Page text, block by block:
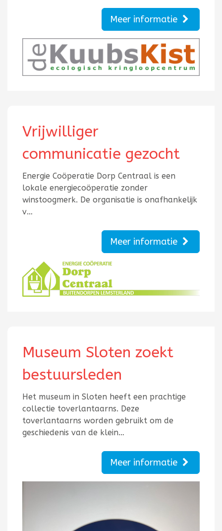
Meer informatie
Vrijwilliger
communicatie gezocht
Energie Coöperatie Dorp Centraal is een
lokale energiecoöperatie zonder
winstoogmerk. De organisatie is onafhankelijk
v…
Meer informatie
Museum Sloten zoekt
bestuursleden
Het museum in Sloten heeft een prachtige
collectie toverlantaarns. Deze
toverlantaarns worden gebruikt om de
geschiedenis van de klein…
Meer informatie